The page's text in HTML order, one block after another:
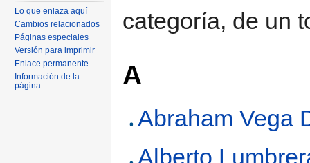
categoría, de un
A
Abraham Vega
Alberto
Lo que enlaza aquí
Cambios relacionados
Páginas especiales
Versión para imprimir
Enlace permanente
Información de la
página